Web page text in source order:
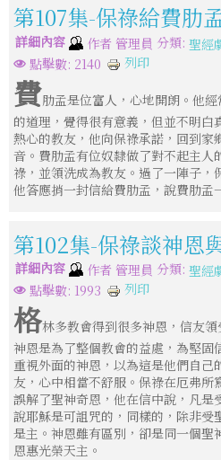
第107集-保祿給費肋
詳細內容 作者 管理員 分類: 聖經
點擊數: 2140
列印
費肋孟是位富人，心地開朗。他
的道理，覺得很有意義，但並不明白
熱心的教友，他向保祿承諾，回到家
音。費肋孟有位奴隸做了對不起主人
祿，並領洗成為教友。過了一陣子，
他答應捎一封信給費肋孟，說費肋孟
第102集-保祿談神恩
詳細內容 作者 管理員 分類: 聖經
點擊數: 1993
列印
格林多教會得到很多神恩，信友
神恩是為了整個教會的益處，為堅固
重視外面的神恩，以為這是他們自己
友，心中相當不舒服。保祿在厄弗所
誤解了聖神奇恩，他在信中說，凡是
說耶穌是可詛咒的，同樣的，除非受
是主。神恩雖有區別，卻是同一個聖
恩惠光榮天主。